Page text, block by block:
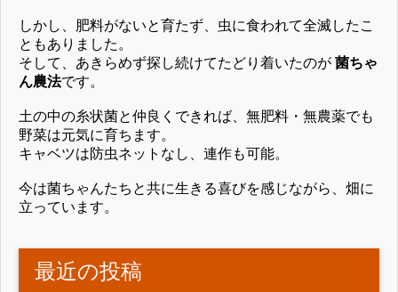
しかし、肥料がないと育たず、虫に食われて全滅したこ
ともありました。
そして、あきらめず探し続けてたどり着いたのが 菌ちゃ
ん農法です。
土の中の糸状菌と仲良くできれば、無肥料・無農薬でも
野菜は元気に育ちます。
キャベツは防虫ネットなし、連作も可能。
今は菌ちゃんたちと共に生きる喜びを感じながら、畑に
立っています。
最近の投稿